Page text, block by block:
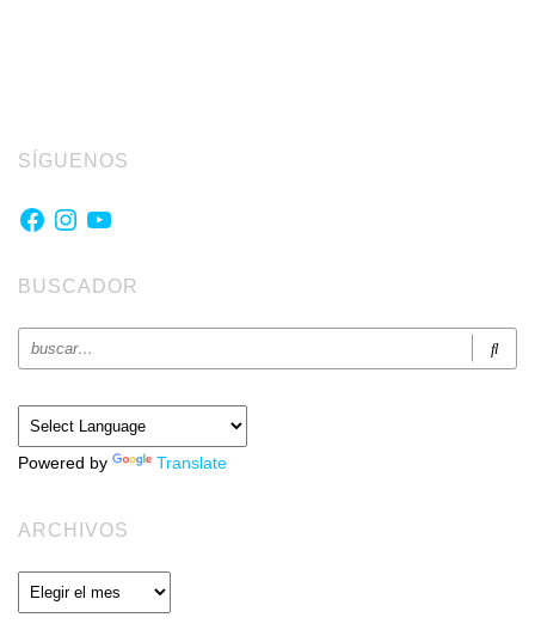
SÍGUENOS
Facebook
Instagram
YouTube
BUSCADOR
Powered by Translate
ARCHIVOS
Archivos